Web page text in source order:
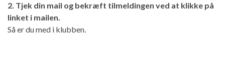
2. Tjek din mail og bekræft tilmeldingen ved at klikke på
linket i mailen.
Så er du med i klubben.